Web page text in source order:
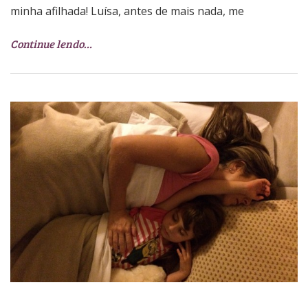
minha afilhada! Luísa, antes de mais nada, me
Continue lendo…